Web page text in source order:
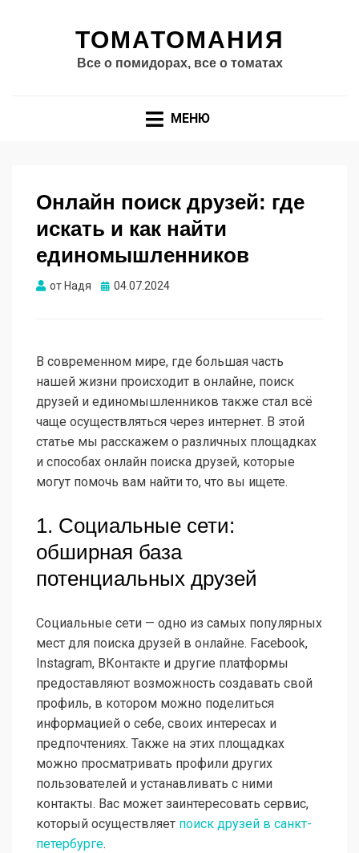
ТОМАТОМАНИЯ
Все о помидорах, все о томатах
МЕНЮ
Онлайн поиск друзей: где
искать и как найти
единомышленников
от Надя Опубликовано
04.07.2024
В современном мире, где большая часть
нашей жизни происходит в онлайне, поиск
друзей и единомышленников также стал всё
чаще осуществляться через интернет. В этой
статье мы расскажем о различных площадках
и способах онлайн поиска друзей, которые
могут помочь вам найти то, что вы ищете.
1. Социальные сети:
обширная база
потенциальных друзей
Социальные сети — одно из самых популярных
мест для поиска друзей в онлайне. Facebook,
Instagram, ВКонтакте и другие платформы
предоставляют возможность создавать свой
профиль, в котором можно поделиться
информацией о себе, своих интересах и
предпочтениях. Также на этих площадках
можно просматривать профили других
пользователей и устанавливать с ними
контакты. Вас может заинтересовать сервис,
который осуществляет поиск друзей в санкт-
петербурге.